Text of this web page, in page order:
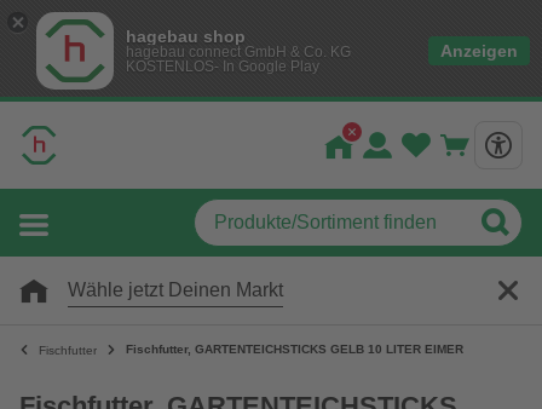
hagebau shop
hagebau connect GmbH & Co. KG
KOSTENLOS- In Google Play
Anzeigen
Wähle jetzt Deinen Markt
Fischfutter Fischfutter, GARTENTEICHSTICKS GELB 10 LITER EIMER